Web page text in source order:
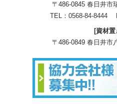
〒486-0845 春日井市
TEL： 0568-84-8444
[資材置
〒486-0849 春日井市